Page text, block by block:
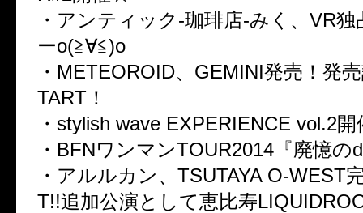
・アンティック-珈琲店-みく、VR
ーo(≧∀≦)o
・METEOROID、GEMINI発売！発
TART！
・stylish wave EXPERIENCE vol.2
・BFNワンマンTOUR2014『廃憶の
・アルルカン、TSUTAYA O-WEST
T!!追加公演として恵比寿